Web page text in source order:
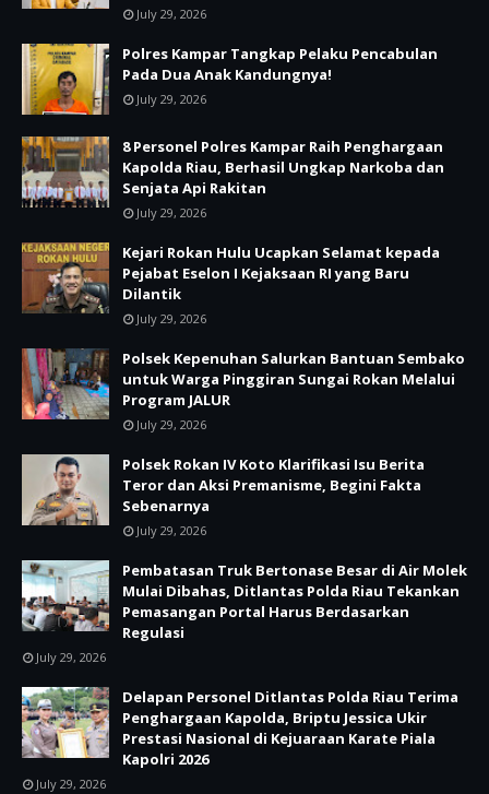
July 29, 2026
Polres Kampar Tangkap Pelaku Pencabulan
Pada Dua Anak Kandungnya!
July 29, 2026
8 Personel Polres Kampar Raih Penghargaan
Kapolda Riau, Berhasil Ungkap Narkoba dan
Senjata Api Rakitan
July 29, 2026
Kejari Rokan Hulu Ucapkan Selamat kepada
Pejabat Eselon I Kejaksaan RI yang Baru
Dilantik
July 29, 2026
Polsek Kepenuhan Salurkan Bantuan Sembako
untuk Warga Pinggiran Sungai Rokan Melalui
Program JALUR
July 29, 2026
Polsek Rokan IV Koto Klarifikasi Isu Berita
Teror dan Aksi Premanisme, Begini Fakta
Sebenarnya
July 29, 2026
Pembatasan Truk Bertonase Besar di Air Molek
Mulai Dibahas, Ditlantas Polda Riau Tekankan
Pemasangan Portal Harus Berdasarkan
Regulasi
July 29, 2026
Delapan Personel Ditlantas Polda Riau Terima
Penghargaan Kapolda, Briptu Jessica Ukir
Prestasi Nasional di Kejuaraan Karate Piala
Kapolri 2026
July 29, 2026